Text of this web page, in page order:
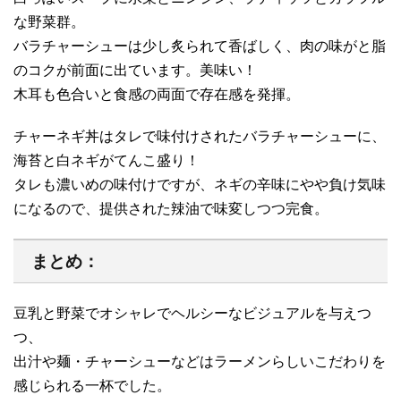
な野菜群。
バラチャーシューは少し炙られて香ばしく、肉の味がと脂
のコクが前面に出ています。美味い！
木耳も色合いと食感の両面で存在感を発揮。
チャーネギ丼はタレで味付けされたバラチャーシューに、
海苔と白ネギがてんこ盛り！
タレも濃いめの味付けですが、ネギの辛味にやや負け気味
になるので、提供された辣油で味変しつつ完食。
まとめ：
豆乳と野菜でオシャレでヘルシーなビジュアルを与えつ
つ、
出汁や麺・チャーシューなどはラーメンらしいこだわりを
感じられる一杯でした。